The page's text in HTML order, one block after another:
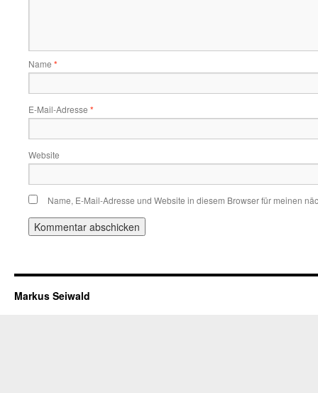
Name *
E-Mail-Adresse *
Website
Name, E-Mail-Adresse und Website in diesem Browser für meinen
Markus Seiwald